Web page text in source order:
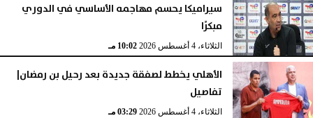
سيراميكا يحسم مهاجمه الأساسي في الدوري
مبكرًا
الثلاثاء، 4 أغسطس 2026 10:02 مـ
الأهلي يخطط لصفقة جديدة بعد رحيل بن رمضان|
تفاصيل
الثلاثاء، 4 أغسطس 2026 03:29 مـ